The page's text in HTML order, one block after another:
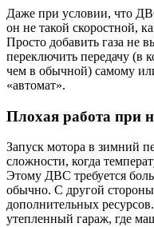
Даже при условии, что
он не такой скоростной,
Просто добавить газа не
переключить передачу (в
чем в обычной) самому
«автомат».
Плохая работа при
Запуск мотора в зимний
сложности, когда
Этому ДВС требуется
обычно. С другой
дополнительных
утепленный гараж, где